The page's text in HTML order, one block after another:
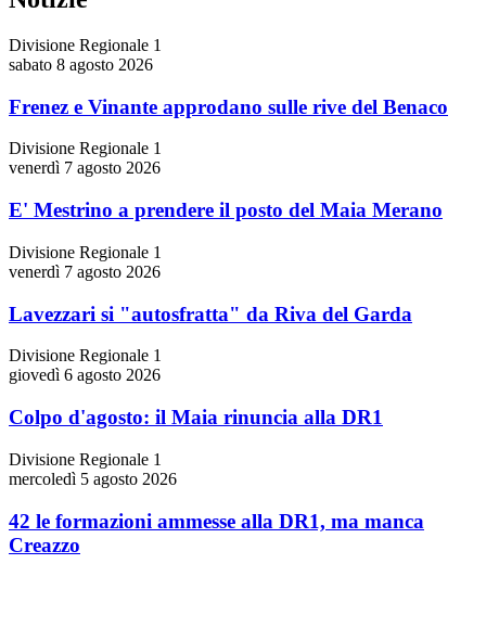
Divisione Regionale 1
sabato 8 agosto 2026
Frenez e Vinante approdano sulle rive del Benaco
Divisione Regionale 1
venerdì 7 agosto 2026
E' Mestrino a prendere il posto del Maia Merano
Divisione Regionale 1
venerdì 7 agosto 2026
Lavezzari si "autosfratta" da Riva del Garda
Divisione Regionale 1
giovedì 6 agosto 2026
Colpo d'agosto: il Maia rinuncia alla DR1
Divisione Regionale 1
mercoledì 5 agosto 2026
42 le formazioni ammesse alla DR1, ma manca
Creazzo